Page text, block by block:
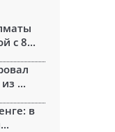
с 8...
...
в